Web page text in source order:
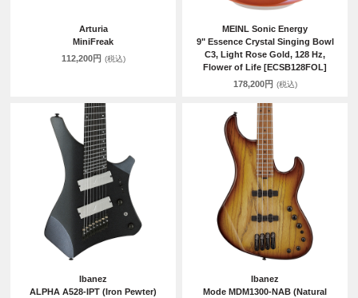
Arturia
MiniFreak
112,200円 (税込)
MEINL Sonic Energy
9" Essence Crystal Singing Bowl
C3, Light Rose Gold, 128 Hz,
Flower of Life [ECSB128FOL]
178,200円 (税込)
Ibanez
ALPHA A528-IPT (Iron Pewter)
Ibanez
Mode MDM1300-NAB (Natural